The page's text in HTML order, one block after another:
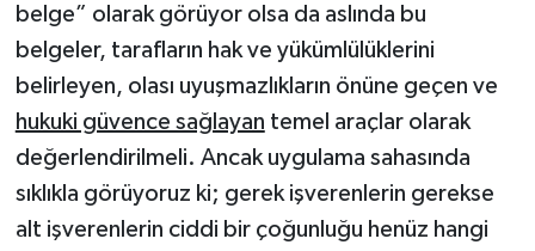
belge” olarak görüyor olsa da aslında bu
belgeler, tarafların hak ve yükümlülüklerini
belirleyen, olası uyuşmazlıkların önüne geçen ve
hukuki güvence sağlayan temel araçlar olarak
değerlendirilmeli. Ancak uygulama sahasında
sıklıkla görüyoruz ki; gerek işverenlerin gerekse
alt işverenlerin ciddi bir çoğunluğu henüz hangi